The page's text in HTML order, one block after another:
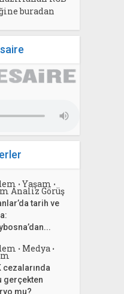
buradan
• Yaşam •
Analiz Görüş
tarih ve
• Medya •
cezalarında
gerçekten
mu?